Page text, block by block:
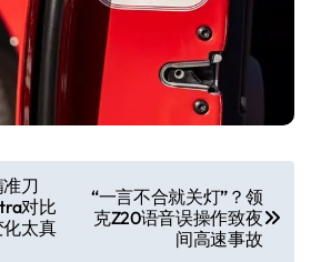
刀
对比
太真
“一言不合就关灯”？领
克Z20语音误操作致夜
间高速事故